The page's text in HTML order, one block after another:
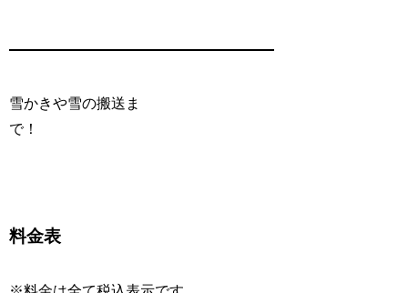
雪かきや雪の搬送ま
で！
料金表